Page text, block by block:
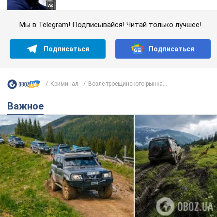
Мы в Telegram! Подписывайся! Читай только лучшее!
Подписаться Подписаться
Криминал Возле троещинского рынка...
Важное